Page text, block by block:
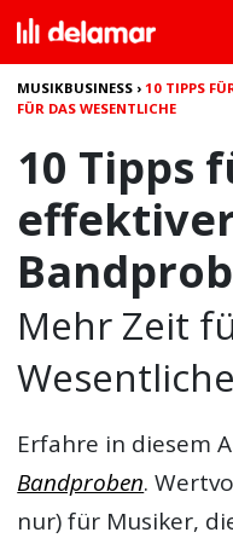
MUSIKBUSINESS › 10 TIPPS
FÜR DAS WESENTLICHE
10 Tipps
Mehr Zeit
Wesentliche
Erfahre in diesem
Bandproben.
nur) für Musiker,